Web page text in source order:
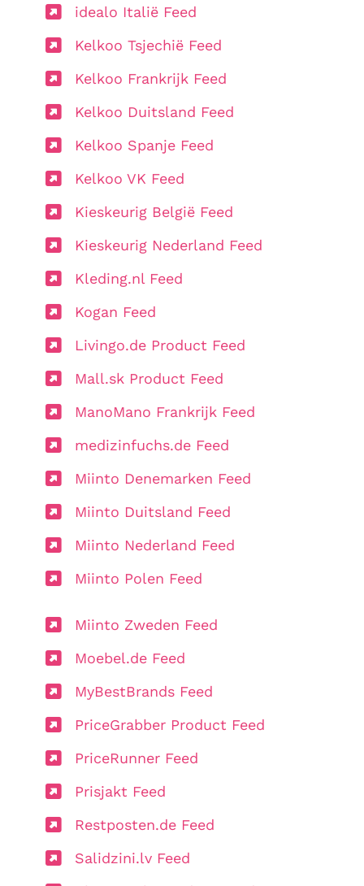
idealo Italië Feed
Kelkoo Tsjechië Feed
Kelkoo Frankrijk Feed
Kelkoo Duitsland Feed
Kelkoo Spanje Feed
Kelkoo VK Feed
Kieskeurig België Feed
Kieskeurig Nederland Feed
Kleding.nl Feed
Kogan Feed
Livingo.de Product Feed
Mall.sk Product Feed
ManoMano Frankrijk Feed
medizinfuchs.de Feed
Miinto Denemarken Feed
Miinto Duitsland Feed
Miinto Nederland Feed
Miinto Polen Feed
Miinto Zweden Feed
Moebel.de Feed
MyBestBrands Feed
PriceGrabber Product Feed
PriceRunner Feed
Prisjakt Feed
Restposten.de Feed
Salidzini.lv Feed